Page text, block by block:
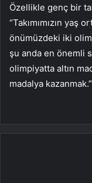
Özellikle genç bir
“Takımımızın yaş
önümüzdeki iki
şu anda en önemli
olimpiyatta altın
madalya